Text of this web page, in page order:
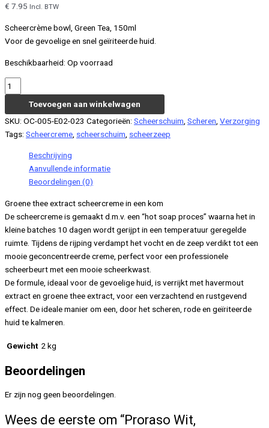
€ 7.95 Incl. BTW
Scheercrème bowl, Green Tea, 150ml
Voor de gevoelige en snel geïriteerde huid.
Beschikbaarheid: Op voorraad
Proraso
Wit,
Scheercrème
bowl,
Green
Toevoegen aan winkelwagen
SKU: OC-005-E02-023 Categorieën: Scheerschuim Scheren Verzorging
Tags: Scheercreme scheerschuim scheerzeep
Beschrijving
Aanvullende informatie
Beoordelingen (0)
Groene thee extract scheercreme in een kom
De scheercreme is gemaakt d.m.v. een “hot soap proces” waarna het in
kleine batches 10 dagen wordt gerijpt in een temperatuur geregelde
ruimte. Tijdens de rijping verdampt het vocht en de zeep verdikt tot een
mooie geconcentreerde creme, perfect voor een professionele
scheerbeurt met een mooie scheerkwast.
De formule, ideaal voor de gevoelige huid, is verrijkt met havermout
extract en groene thee extract, voor een verzachtend en rustgevend
effect. De ideale manier om een, door het scheren, rode en geïriteerde
huid te kalmeren.
Gewicht 2 kg
Beoordelingen
Er zijn nog geen beoordelingen.
Wees de eerste om “Proraso Wit,